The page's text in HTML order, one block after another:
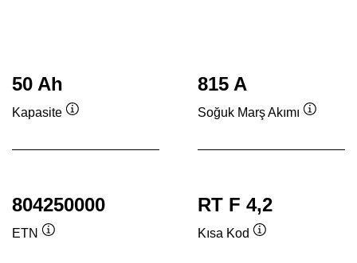
50 Ah
Kapasite
815 A
Soğuk Marş Akımı
804250000
ETN
RT F 4,2
Kısa Kod